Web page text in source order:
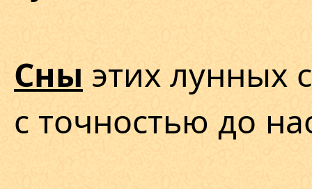
Сны этих лунных
с точностью до